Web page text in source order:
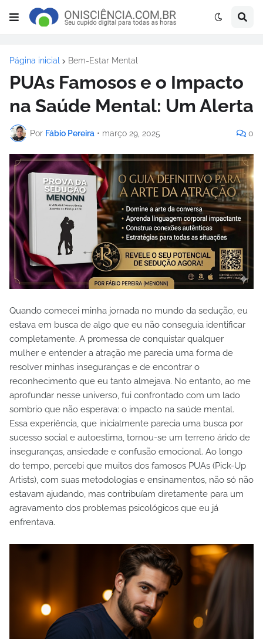
Página inicial Bem-Estar Mental
PUAs Famosos e o Impacto
na Saúde Mental: Um Alerta
Por Fábio Pereira • março 29, 2025 0
Quando comecei minha jornada no mundo da sedução, eu
estava em busca de algo que eu não conseguia identificar
completamente. A promessa de conquistar qualquer
mulher e entender a atração me parecia uma forma de
resolver minhas inseguranças e de encontrar o
reconhecimento que eu tanto almejava. No entanto, ao me
aprofundar nesse universo, fui confrontado com um lado
sombrio que não esperava: o impacto na saúde mental.
Essa experiência, que inicialmente parecia uma busca por
sucesso social e autoestima, tornou-se um terreno árido de
inseguranças, ansiedade e confusão emocional. Ao longo
do tempo, percebi que muitos dos famosos PUAs (Pick-Up
Artists), com suas metodologias e ensinamentos, não só não
estavam ajudando, mas contribuíam diretamente para um
agravamento dos problemas psicológicos que eu já
enfrentava.